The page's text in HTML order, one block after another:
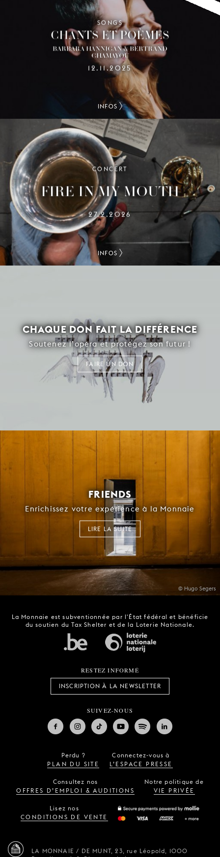
SONGS
CHANTS ET POÈMES
BARBARA HANNIGAN & BERTRAND
CHAMAYOU
12.11.2025
INFOS
CONCERT
FIRE IN MY MOUTH
27.2.2026
INFOS
CHAQUE DON FAIT LA DIFFÉRENCE
Soutenez l’opéra et protégez son futur !
FAIRE UN DON
© Hugo Segers
FRIENDS
Enrichissez votre expérience à la Monnaie
LIRE LA SUITE
La Monnaie est subventionnée par l'État fédéral et bénéficie
du soutien du Tax Shelter et de la Loterie Nationale.
RESTEZ INFORMÉ
INSCRIPTION À LA NEWSLETTER
SUIVEZ-NOUS
Perdu ?
PLAN DU SITE
Connectez-vous à
L’ESPACE PRESSE
Consultez nos
OFFRES D’EMPLOI & AUDITIONS
Notre politique de
VIE PRIVÉE
Lisez nos
CONDITIONS DE VENTE
LA MONNAIE / DE MUNT, 23, rue Léopold,
1000